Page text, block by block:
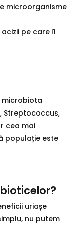
microorganisme
pe care îi
microbiota
Streptococcus,
cea mai
populație este
uriașe
nu putem